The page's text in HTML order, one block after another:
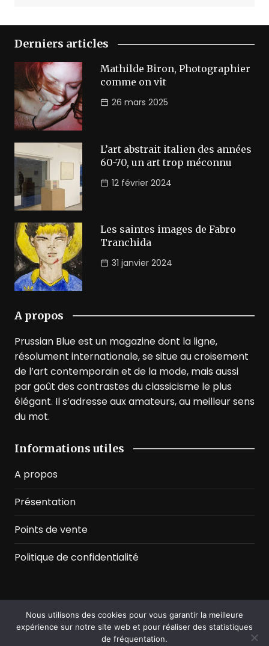
Derniers articles
Mathilde Biron, Photographier
comme on vit
26 mars 2025
L’art abstrait italien des années
60-70, un art trop méconnu
12 février 2024
Les saintes images de Fabro
Tranchida
31 janvier 2024
A propos
Prussian Blue est un magazine dont la ligne,
résolument internationale, se situe au croisement
de l’art contemporain et de la mode, mais aussi
par goût des contrastes du classicisme le plus
élégant. Il s’adresse aux amateurs, au meilleur sens
du mot.
Informations utiles
A propos
Présentation
Points de vente
Politique de confidentialité
©2026 Prussian Blue. All Rights Reserved
Nous utilisons des cookies pour vous garantir la meilleure
expérience sur notre site web et pour réaliser des statistiques
de fréquentation.